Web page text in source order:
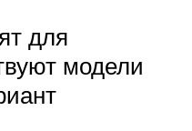
для
модели